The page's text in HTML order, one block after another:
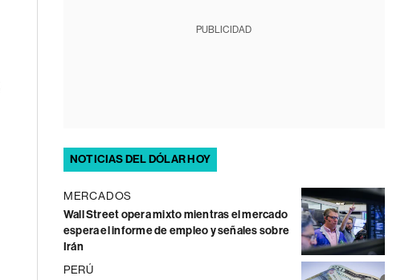
PUBLICIDAD
NOTICIAS DEL DÓLAR HOY
MERCADOS
Wall Street opera mixto mientras el mercado
espera el informe de empleo y señales sobre
Irán
PERÚ